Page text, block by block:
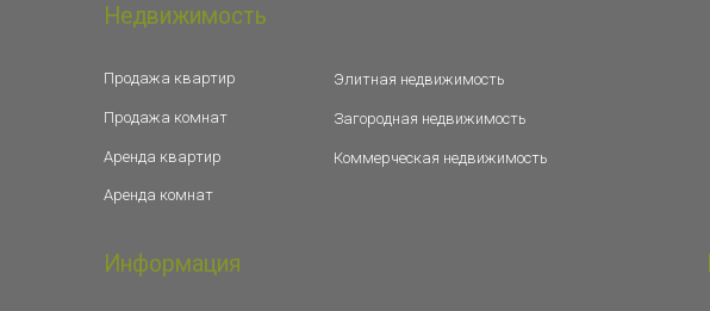
Недвижимость
Продажа квартир
Продажа комнат
Аренда квартир
Аренда комнат
Элитная недвижимость
Загородная недвижимость
Коммерческая недвижимость
Информация